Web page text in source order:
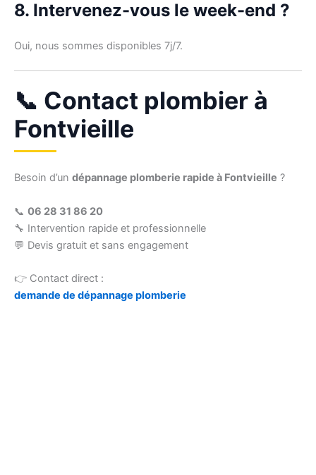
8. Intervenez-vous le week-end ?
Oui, nous sommes disponibles 7j/7.
📞 Contact plombier à
Fontvieille
Besoin d’un dépannage plomberie rapide à Fontvieille ?
📞 06 28 31 86 20
🔧 Intervention rapide et professionnelle
💬 Devis gratuit et sans engagement
👉 Contact direct :
demande de dépannage plomberie